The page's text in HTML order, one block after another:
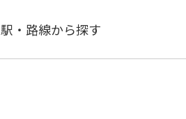
駅・路線から探す